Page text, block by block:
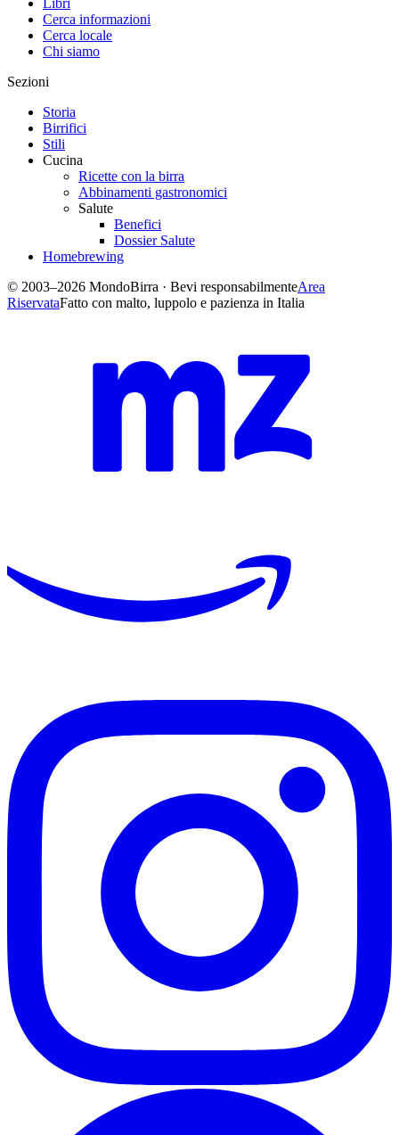
Libri
Cerca informazioni
Cerca locale
Chi siamo
Sezioni
Storia
Birrifici
Stili
Cucina
Ricette con la birra
Abbinamenti gastronomici
Salute
Benefici
Dossier Salute
Homebrewing
© 2003–2026 MondoBirra · Bevi responsabilmenteArea
RiservataFatto con malto, luppolo e pazienza in Italia